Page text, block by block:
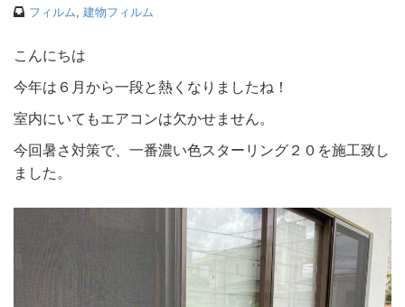
フィルム 建物フィルム
こんにちは
今年は６月から一段と熱くなりましたね！
室内にいてもエアコンは欠かせません。
今回暑さ対策で、一番濃い色スターリング２０を施工致し
ました。